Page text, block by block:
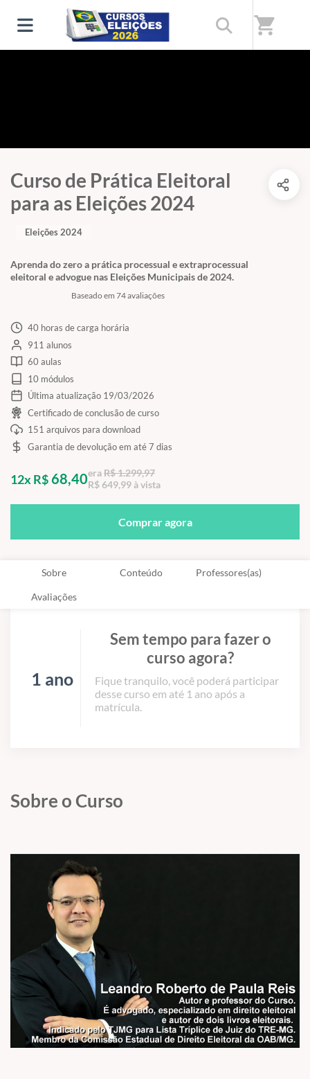
shopping_cart
Curso de Prática Eleitoral
para as Eleições 2024
Aprenda do zero a prática processual e extraprocessual
eleitoral e advogue nas Eleições Municipais de 2024.
Baseado em 74 avaliações
Eleições 2024
40 horas de carga horária
911 alunos
60 aulas
10 módulos
Última atualização 19/03/2026
Certificado de conclusão de curso
151 arquivos para download
Garantia de devolução em até 7 dias
12x R$68,40eraR$ 1.299,97
R$ 649,99 à vista
Comprar agora
Sobre Conteúdo Professores(as)
Avaliações
1 ano
Sem tempo para fazer o
curso agora?
Fique tranquilo, você poderá participar
desse curso em até 1 ano após a
matrícula.
Sobre o Curso